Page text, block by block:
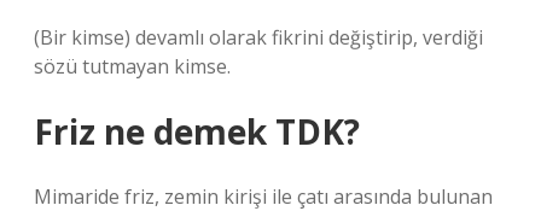
(Bir kimse) devamlı olarak fikrini değiştirip, verdiği
sözü tutmayan kimse.
Friz ne demek TDK?
Mimaride friz, zemin kirişi ile çatı arasında bulunan